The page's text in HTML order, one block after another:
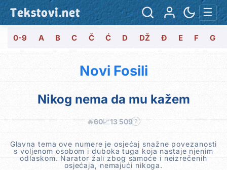
Tekstovi.net ☰
0-9 A B C Č Ć D DŽ Đ E F G
Novi Fosili
Nikog nema da mu kažem
🔥60📈13 509 ?
Glavna tema ove numere je osjećaj snažne povezanosti
s voljenom osobom i duboka tuga koja nastaje njenim
odlaskom. Narator žali zbog samoće i neizrečenih
osjećaja, nemajući nikoga.